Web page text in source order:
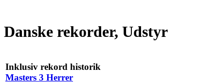
Danske rekorder, Udstyr
Inklusiv rekord historik
Masters 3 Herrer